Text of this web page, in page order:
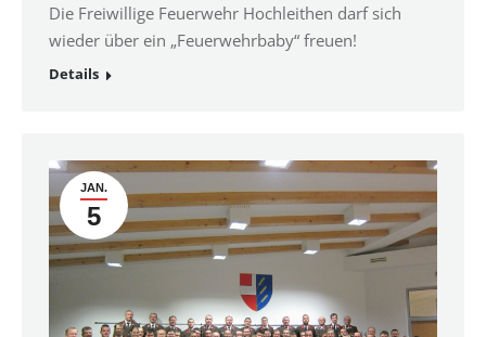
Die Freiwillige Feuerwehr Hochleithen darf sich
wieder über ein „Feuerwehrbaby“ freuen!
Details
JAN.
5